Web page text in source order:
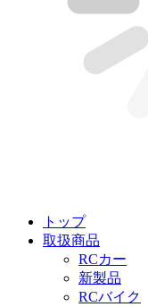
トップ
取扱商品
RCカー
新製品
RCバイク